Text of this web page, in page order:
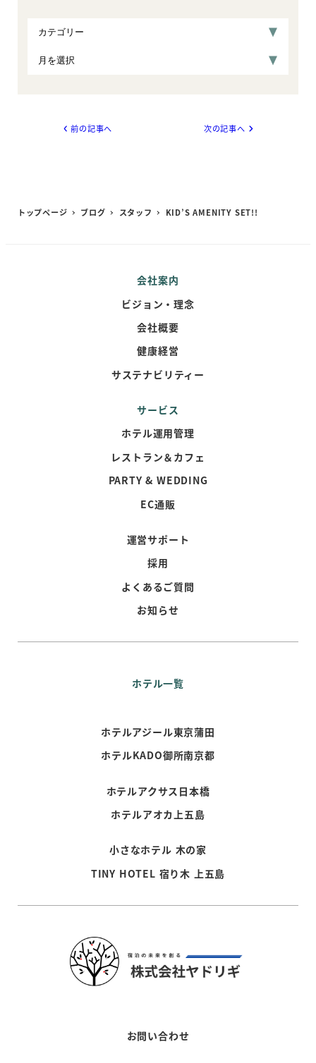
前の記事へ 次の記事へ
トップページ ブログ スタッフ KID’S AMENITY SET!!
会社案内
ビジョン・理念
会社概要
健康経営
サステナビリティー
サービス
ホテル運用管理
レストラン＆カフェ
PARTY & WEDDING
EC通販
運営サポート
採用
よくあるご質問
お知らせ
ホテル一覧
ホテルアジール東京蒲田
ホテルKADO御所南京都
ホテルアクサス日本橋
ホテルアオカ上五島
小さなホテル 木の家
TINY HOTEL 宿り木 上五島
お問い合わせ